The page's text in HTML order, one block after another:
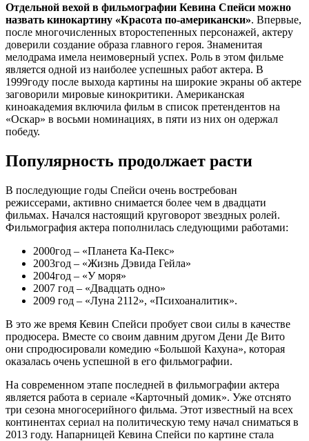
Отдельной вехой в фильмографии Кевина Спейси можно
назвать кинокартину «Красота по-американски». Впервые,
после многочисленных второстепенных персонажей, актеру
доверили создание образа главного героя. Знаменитая
мелодрама имела неимоверный успех. Роль в этом фильме
является одной из наиболее успешных работ актера. В
1999году после выхода картины на широкие экраны об актере
заговорили мировые кинокритики. Американская
киноакадемия включила фильм в список претендентов на
«Оскар» в восьми номинациях, в пяти из них он одержал
победу.
Популярность продолжает расти
В последующие годы Спейси очень востребован
режиссерами, активно снимается более чем в двадцати
фильмах. Начался настоящий круговорот звездных ролей.
Фильмография актера пополнилась следующими работами:
2000год – «Планета Ка-Пекс»
2003год – «Жизнь Дэвида Гейла»
2004год – «У моря»
2007 год – «Двадцать одно»
2009 год – «Луна 2112», «Психоаналитик».
В это же время Кевин Спейси пробует свои силы в качестве
продюсера. Вместе со своим давним другом Дени Де Вито
они спродюсировали комедию «Большой Кахуна», которая
оказалась очень успешной в его фильмографии.
На современном этапе последней в фильмографии актера
является работа в сериале «Карточный домик». Уже отснято
три сезона многосерийного фильма. Этот известный на всех
континентах сериал на политическую тему начал сниматься в
2013 году. Напарницей Кевина Спейси по картине стала